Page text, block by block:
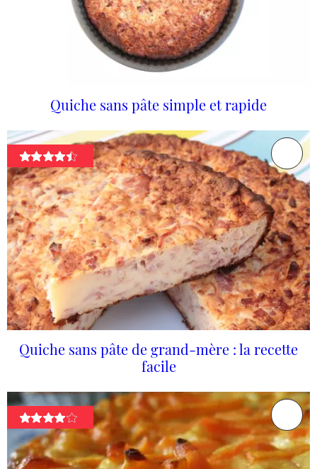
Quiche sans pâte simple et rapide
Quiche sans pâte de grand-mère : la recette
facile